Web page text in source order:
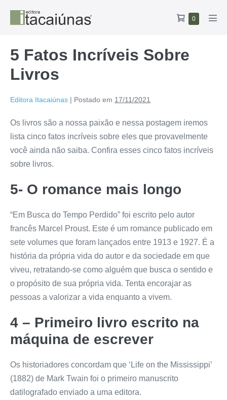
conteúdo
Carrinho
0Itens
5 Fatos Incríveis Sobre
Livros
Editora Itacaiúnas | Postado em 17/11/2021
Os livros são a nossa paixão e nessa postagem iremos
lista cinco fatos incríveis sobre eles que provavelmente
você ainda não saiba. Confira esses cinco fatos incríveis
sobre livros.
5- O romance mais longo
“Em Busca do Tempo Perdido” foi escrito pelo autor
francês Marcel Proust. Este é um romance publicado em
sete volumes que foram lançados entre 1913 e 1927. É a
história da própria vida do autor e da sociedade em que
viveu, retratando-se como alguém que busca o sentido e
o propósito de sua própria vida. Tenta encorajar as
pessoas a valorizar a vida enquanto a vivem.
4 – Primeiro livro escrito na
máquina de escrever
Os historiadores concordam que ‘Life on the Mississippi’
(1882) de Mark Twain foi o primeiro manuscrito
datilografado enviado a uma editora.